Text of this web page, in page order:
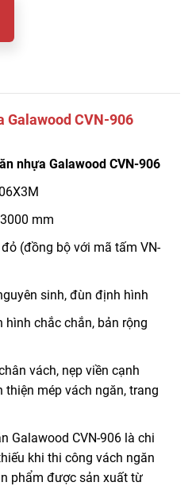
Galawood CVN-906
nhựa Galawood CVN-906
mm
(đồng bộ với mã tấm VN-
sinh, đùn định hình
chắc chắn, bản rộng
vách, nẹp viền cạnh
thiện mép vách ngăn, trang
Galawood CVN-906 là chi
khi thi công vách ngăn
phẩm được sản xuất từ